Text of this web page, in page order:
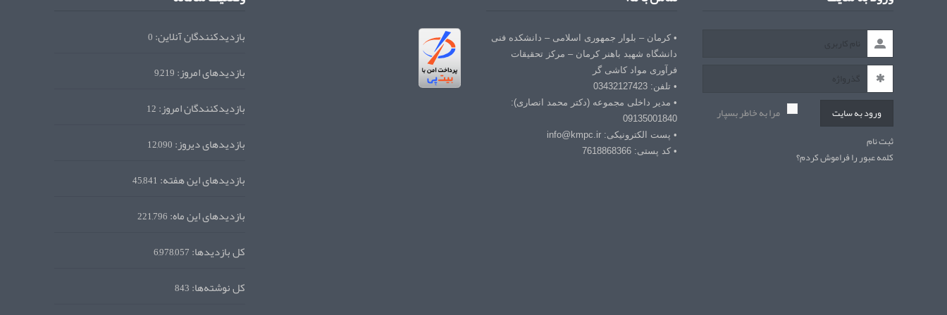
ورود به سایت مرا به خاطر بسپار
ثبت نام
کلمه عبور را فراموش کردم؟
• کرمان – بلوار جمهوری اسلامی – دانشکده فنی
دانشگاه شهید باهنر کرمان – مرکز تحقیقات
فرآوری مواد کاشی گر
• تلفن: 03432127423
• مدیر داخلی مجموعه (دکتر محمد انصاری):
09135001840
• پست الکترونیکی: info@kmpc.ir
• کد پستی: 7618868366
بازدیدکنندگان آنلاین:0
بازدیدهای امروز:9,219
بازدیدکنندگان امروز:12
بازدیدهای دیروز:12,090
بازدیدهای این هفته:45,841
بازدیدهای این ماه:221,796
کل بازدیدها:6,978,057
کل نوشته‌ها:843